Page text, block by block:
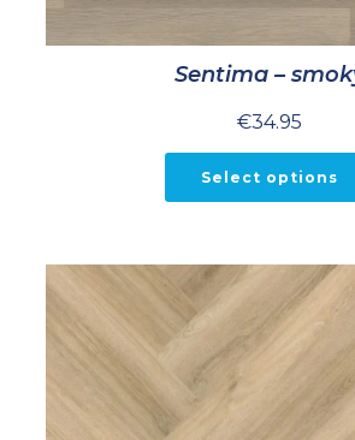
Sentima –
€34.95
Select options